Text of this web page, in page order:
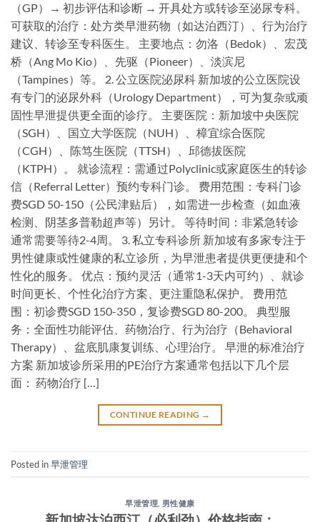
（GP）→ 初步评估和诊断 → 开具处方或转诊至泌尿专科。
可获取的治疗：处方类早泄药物（如达泊西汀）、行为治疗
建议、转诊至专科医生。 主要地点：勿洛（Bedok）、宏茂
桥（Ang Mo Kio）、先驱（Pioneer）、淡滨尼
（Tampines）等。 2. 公立医院泌尿科 新加坡的公立医院设
有专门的泌尿外科（Urology Department），可为复杂或顽
固性早泄提供更全面的诊疗。 主要医院：新加坡中央医院
（SGH）、国立大学医院（NUH）、樟宜综合医院
（CGH）、陈笃生医院（TTSH）、邱德拔医院
（KTPH）。 就诊流程：需通过Polyclinic或家庭医生的转诊
信（Referral Letter）预约专科门诊。 费用范围：专科门诊
费SGD 50-150（公民津贴后），如需进一步检查（如血液
检测、阴茎多普勒超声等）另计。 等待时间：非紧急转诊
通常需要等待2-4周。 3. 私立专科诊所 新加坡有多家专注于
男性健康或性健康的私立诊所，为早泄患者提供更便捷和个
性化的服务。 优点：预约灵活（通常1-3天内可约）、就诊
时间更长、个性化治疗方案、更注重隐私保护。 费用范
围：初诊费SGD 150-350，复诊费SGD 80-200。 典型服
务：全面性功能评估、药物治疗、行为治疗（Behavioral
Therapy）、盆底肌康复训练、心理治疗。 早泄的标准治疗
方案 新加坡诊所采用的PE治疗方案通常包括以下几个层
面： 药物治疗 […]
CONTINUE READING →
Posted in早泄管理
早泄管理 男性健康